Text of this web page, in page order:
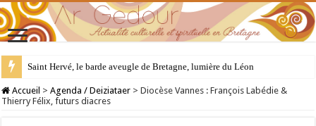
Saint Piran, de la Cornouailles à Lorient
Saint Hervé, le barde aveugle de Bretagne, lumière du Léon
Accueil > Agenda / Deiziataer > Diocèse Vannes : François Labédie &
Thierry Félix, futurs diacres